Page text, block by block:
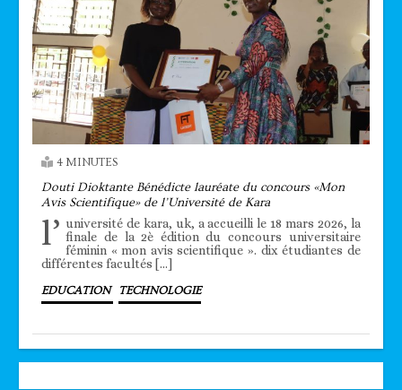
4 MINUTES
Douti Dioktante Bénédicte lauréate du concours «Mon
Avis Scientifique» de l’Université de Kara
l’ université de kara, uk, a accueilli le 18 mars 2026, la
finale de la 2è édition du concours universitaire
féminin « mon avis scientifique ». dix étudiantes de
différentes facultés […]
EDUCATION TECHNOLOGIE